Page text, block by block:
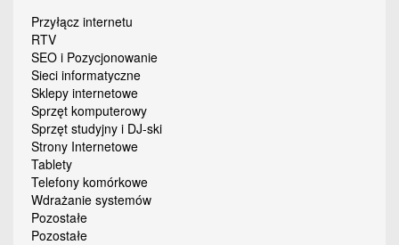
Przyłącz internetu
RTV
SEO i Pozycjonowanie
Sieci informatyczne
Sklepy internetowe
Sprzęt komputerowy
Sprzęt studyjny i DJ-ski
Strony Internetowe
Tablety
Telefony komórkowe
Wdrażanie systemów
Pozostałe
Pozostałe